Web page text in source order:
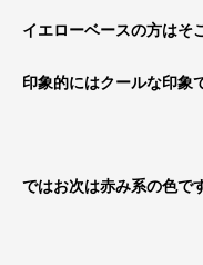
イエローベースの方はそ
印象的にはクールな印象
ではお次は赤み系の色で